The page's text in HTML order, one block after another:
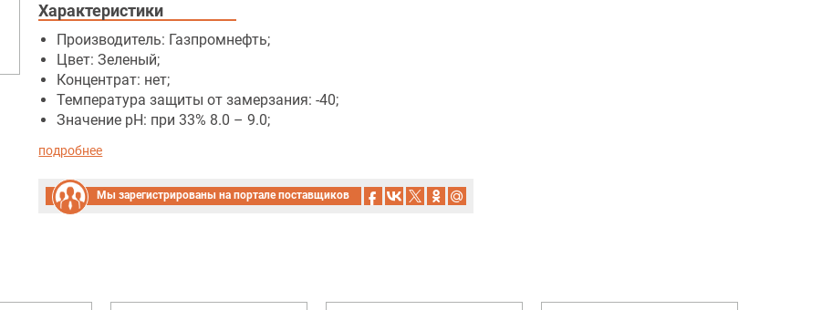
Характеристики
Производитель: Газпромнефть;
Цвет: Зеленый;
Концентрат: нет;
Температура защиты от замерзания: -40;
Значение pH: при 33% 8.0 – 9.0;
подробнее
Мы зарегистрированы на портале поставщиков